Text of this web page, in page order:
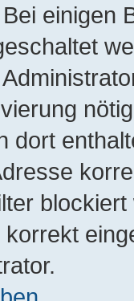
einigen
dort